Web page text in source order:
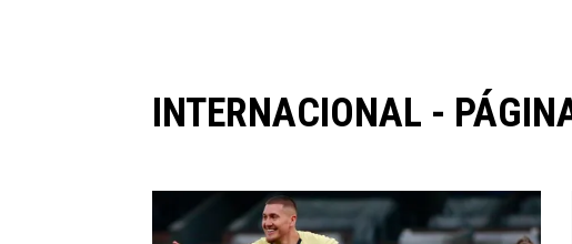
INTERNACIONAL -